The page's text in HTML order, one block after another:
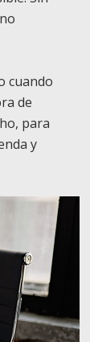
cuando
de
para
y